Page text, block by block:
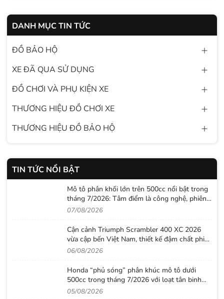
DANH MỤC TIN TỨC
ĐỒ BẢO HỘ
XE ĐÃ QUA SỬ DỤNG
ĐỒ CHƠI VÀ PHỤ KIỆN XE
THƯƠNG HIỆU ĐỒ CHƠI XE
THƯƠNG HIỆU ĐỒ BẢO HỘ
TIN TỨC NỔI BẬT
Mô tô phân khối lớn trên 500cc nổi bật trong
tháng 7/2026: Tâm điểm là công nghệ, phiên
bản giới hạn và những cấu hình “đỉnh”
07/08/2026
Cận cảnh Triumph Scrambler 400 XC 2026
vừa cập bến Việt Nam, thiết kế đậm chất phiêu
lưu cùng mức giá dễ tiếp cận
06/08/2026
Honda “phủ sóng” phân khúc mô tô dưới
500cc trong tháng 7/2026 với loạt tân binh
đáng chú ý
05/08/2026